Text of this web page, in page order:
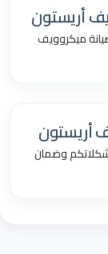
أريستون
صيانة ميكروويف
أريستون
وضمان